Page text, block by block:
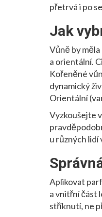
přetrvá i po
Jak
Vůně by
a orientální.
Kořeněné
dynamický
Orientální
Vyzkoušejte
u různých lidí
Aplikovat
a vnitřní část
stříknutí, ne